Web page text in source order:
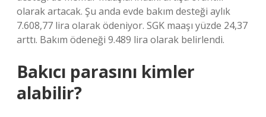
olarak artacak. Şu anda evde bakım desteği aylık
7.608,77 lira olarak ödeniyor. SGK maaşı yüzde 24,37
arttı. Bakım ödeneği 9.489 lira olarak belirlendi.
Bakıcı parasını kimler
alabilir?